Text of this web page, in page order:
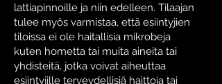
lattiapinnoille ja niin edelleen. Tilaajan
tulee myös varmistaa, että esiintyjien
tiloissa ei ole haitallisia mikrobeja
kuten hometta tai muita aineita tai
yhdisteitä, jotka voivat aiheuttaa
esiintyjille terveydellisiä haittoja tai